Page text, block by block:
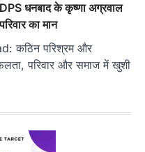
धनबाद के कृष्णा अग्रवाल
का मान
कठिन परिश्रम और
परिवार और समाज में खुशी